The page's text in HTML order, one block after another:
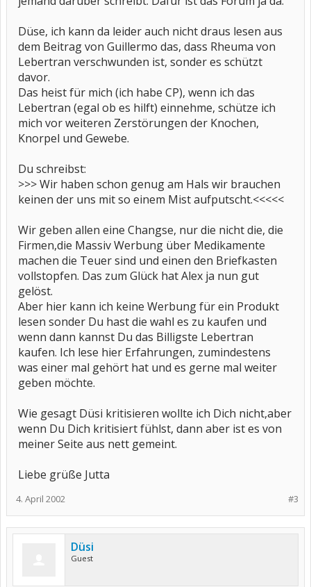
Düse, ich kann da leider auch nicht draus lesen aus
dem Beitrag von Guillermo das, dass Rheuma von
Lebertran verschwunden ist, sonder es schützt
davor.
Das heist für mich (ich habe CP), wenn ich das
Lebertran (egal ob es hilft) einnehme, schütze ich
mich vor weiteren Zerstörungen der Knochen,
Knorpel und Gewebe.
Du schreibst:
>>> Wir haben schon genug am Hals wir brauchen
keinen der uns mit so einem Mist aufputscht.<<<<<
Wir geben allen eine Changse, nur die nicht die, die
Firmen,die Massiv Werbung über Medikamente
machen die Teuer sind und einen den Briefkasten
vollstopfen. Das zum Glück hat Alex ja nun gut
gelöst.
Aber hier kann ich keine Werbung für ein Produkt
lesen sonder Du hast die wahl es zu kaufen und
wenn dann kannst Du das Billigste Lebertran
kaufen. Ich lese hier Erfahrungen, zumindestens
was einer mal gehört hat und es gerne mal weiter
geben möchte.
Wie gesagt Düsi kritisieren wollte ich Dich nicht,aber
wenn Du Dich kritisiert fühlst, dann aber ist es von
meiner Seite aus nett gemeint.
Liebe grüße Jutta
#3
4. April 2002
Düsi
Guest